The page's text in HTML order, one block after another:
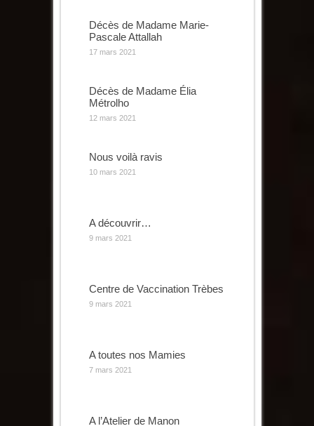
Décès de Madame Marie-
Pascale Attallah
17 mars 2021
Décès de Madame Élia
Métrolho
12 mars 2021
Nous voilà ravis
10 mars 2021
A découvrir…
9 mars 2021
Centre de Vaccination Trèbes
9 mars 2021
A toutes nos Mamies
7 mars 2021
A l’Atelier de Manon